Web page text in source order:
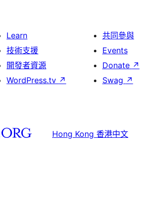
Learn
技術支援
開發者資源
WordPress.tv ↗
共同參與
Events
Donate ↗
Swag ↗
Hong Kong 香港中文